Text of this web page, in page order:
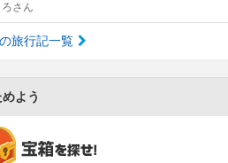
さん
旅行記一覧
よう